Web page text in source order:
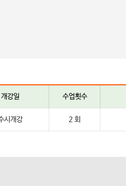
개강일 수업횟수
시개강 2 회